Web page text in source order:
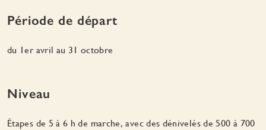
Période de départ
du 1er avril au 31 octobre
Niveau
Étapes de 5 à 6 h de marche, avec des dénivelés de 500 à 700